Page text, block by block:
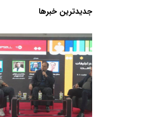
جدید‌ترین خبر‌ها